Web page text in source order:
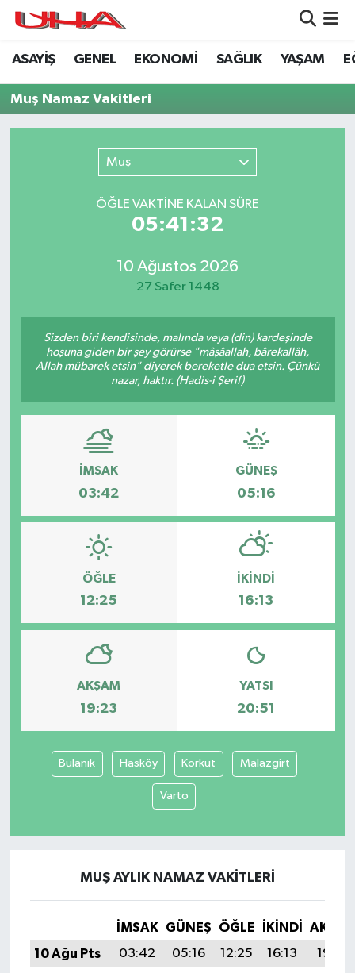
ASAYİŞ GENEL EKONOMİ SAĞLIK YAŞAM
Muş Namaz Vakitleri
Muş
ÖĞLE VAKTİNE KALAN SÜRE
05:41:32
10 Ağustos 2026
27 Safer 1448
Sizden biri kendisinde, malında veya (din) kardeşinde
hoşuna giden bir şey görürse "mâşâallah, bârekallâh,
Allah mübarek etsin" diyerek bereketle dua etsin. Çünkü
nazar, haktır. (Hadis-i Şerif)
İMSAK
03:42
GÜNEŞ
05:16
ÖĞLE
12:25
İKINDI
16:13
AKŞAM
19:23
YATSI
20:51
Bulanık Hasköy Korkut Malazgirt
Varto
MUŞ AYLIK NAMAZ VAKITLERI
İMSAK GÜNEŞ ÖĞLE İKINDI
10 Ağu Pts
03:42 05:16 12:25 16:13
19:23
ASAYİŞ
GÜNDEM
LEZETLERİMİZ
EĞİTİM
HABERDE İNSAN
KAMPANYALAR
KÜLTÜR-SANAT
Magazin
ÖZEL HABER
POLİTİKA
SİYASET
VEFATLAR
Nöbetçi Eczaneler
Hava Durumu
Puan Durumu ve Fikstür
Tüm Manşetler
Haber Arşivi